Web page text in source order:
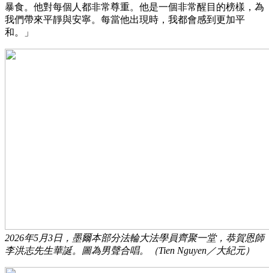
暴食。他對每個人都非常尊重。他是一個非常醒目的榜樣，為
我們帶來平靜與安寧。每當他出現時，我都會感到更加平
和。」
2026年5月3日，墨爾本部分法輪大法學員齊聚一堂，恭賀恩師
李洪志先生華誕。圖為男聲合唱。（Tien Nguyen／大紀元）